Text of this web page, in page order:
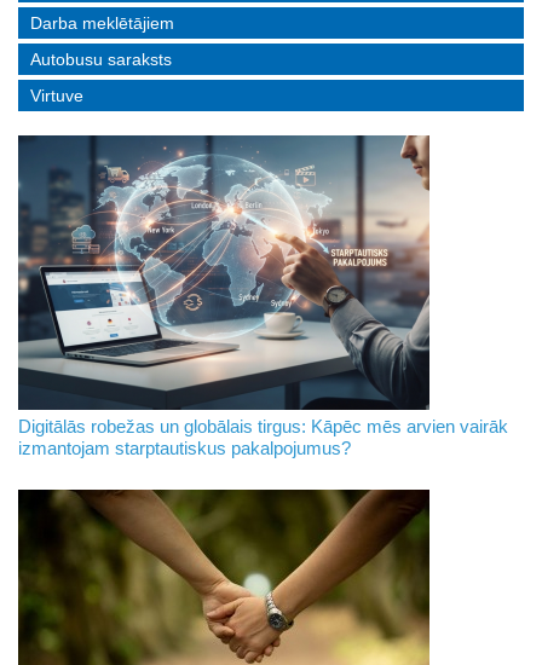
Darba meklētājiem
Autobusu saraksts
Virtuve
Digitālās robežas un globālais tirgus: Kāpēc mēs arvien vairāk
izmantojam starptautiskus pakalpojumus?